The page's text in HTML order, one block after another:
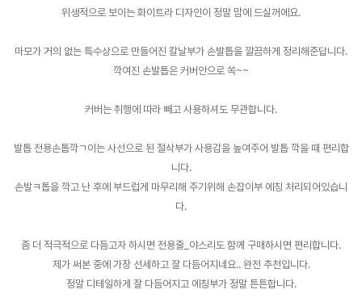
위생적으로 보이는 화이트라 디자인이 정말 맘에 드실꺼에요.
마모가 거의 없는 특수상으로 만들어진 칼날부가 손발톱을 깔끔하게 정리해준답니다.
깍여진 손발톱은 커버안으로 쏙~~
커버는 취행에 따라 빼고 사용하셔도 무관합니다.
발톱 전용손톱깍ㄱ이는 사선으로 된 절삭부가 사용감을 높여주어 발톱 깍을 때 편리합
니다.
손발ㅋ톱을 깍고 난 후에 부드럽게 마무리해 주기위해 손잡이부 에칭 처리되어있습니
다.
좀 더 적극적으로 다듬고자 하시면 전용줄_야스리도 함께 구매하시면 편리합니다.
제가 써본 중에 가장 선세하고 잘 다듬어지네요.. 완전 추천입니다.
정말 디테일하게 잘 다듬어지고 에칭부가 정말 튼튼합니다.